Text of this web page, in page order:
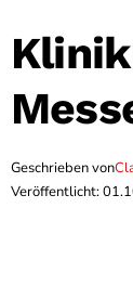
Geschrieben von
Veröffentlicht: